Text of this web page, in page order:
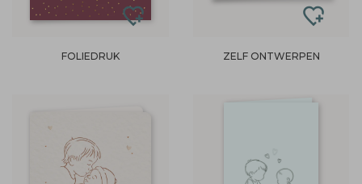
FOLIEDRUK ZELF ONTWERPEN